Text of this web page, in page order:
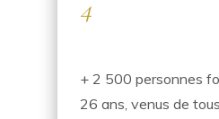
4
+ 2 500 personnes
26 ans, venus de